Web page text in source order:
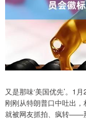
又是那味‘美国优先’。1
刚刚从特朗普口中吐出
就被网友抓拍、疯转——